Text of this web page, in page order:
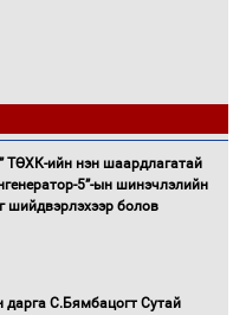
ТӨХК-ийн нэн шаардлагатай
5”-ын шинэчлэлийн
шийдвэрлэхээр болов
С.Бямбацогт Сутай